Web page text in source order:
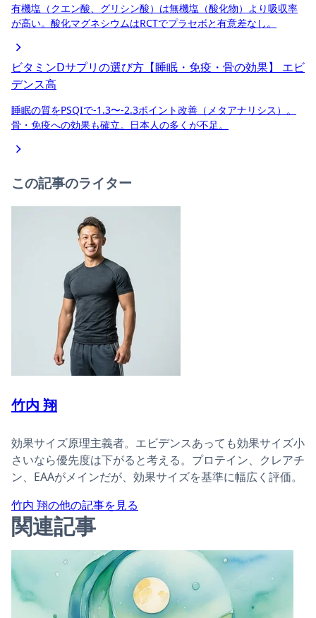
有機塩（クエン酸、グリシン酸）は無機塩（酸化物）より吸収率
が高い。酸化マグネシウムはRCTでプラセボと有意差なし。
ビタミンDサプリの選び方【睡眠・免疫・骨の効果】
エビ
デンス高
睡眠の質をPSQIで-1.3〜-2.3ポイント改善（メタアナリシス）。
骨・免疫への効果も確立。日本人の多くが不足。
この記事のライター
竹内 翔
効果サイズ原理主義者。エビデンスあっても効果サイズ小
さいなら優先度は下がると考える。プロテイン、クレアチ
ン、EAAがメインだが、効果サイズを基準に幅広く評価。
竹内 翔の他の記事を見る
関連記事